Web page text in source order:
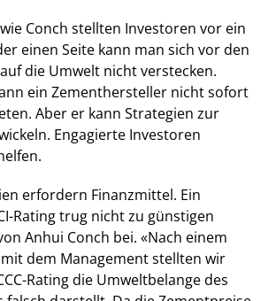
Conch stellten Investoren vor ein
einen Seite kann man sich vor den
die Umwelt nicht verstecken.
ein Zementhersteller nicht sofort
Aber er kann Strategien zur
Engagierte Investoren
erfordern Finanzmittel. Ein
Rating trug nicht zu günstigen
Anhui Conch bei. «Nach einem
dem Management stellten wir
Rating die Umweltbelange des